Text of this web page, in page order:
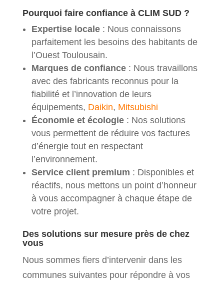
Pourquoi faire confiance à CLIM SUD ?
Expertise locale: Nous connaissons
parfaitement les besoins des habitants de
l’Ouest Toulousain.
Marques de confiance: Nous travaillons
avec des fabricants reconnus pour la
fiabilité et l’innovation de leurs
équipements, Daikin, Mitsubishi
Économie et écologie: Nos solutions
vous permettent de réduire vos factures
d’énergie tout en respectant
l’environnement.
Service client premium : Disponibles et
réactifs, nous mettons un point d’honneur
à vous accompagner à chaque étape de
votre projet.
Des solutions sur mesure près de chez
vous
Nous sommes fiers d’intervenir dans les
communes suivantes pour répondre à vos